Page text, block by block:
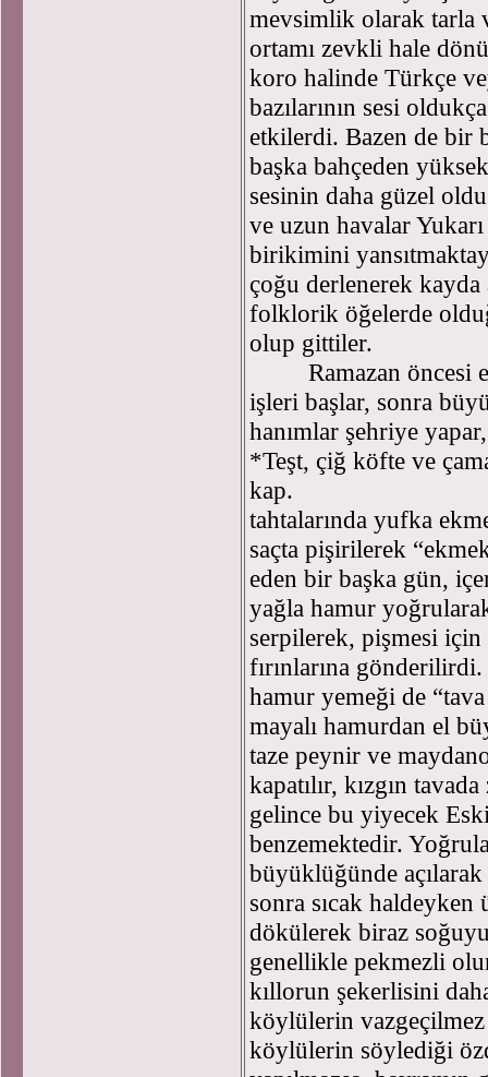
mevsimlik olarak tarla
ortamı zevkli hale
koro halinde Türkçe
bazılarının sesi
etkilerdi. Bazen de bir
başka bahçeden
sesinin daha güzel
ve uzun havalar
birikimini
çoğu derlenerek kayda
folklorik öğelerde
olup gittiler.
Ramazan öncesi
işleri başlar, sonra
hanımlar şehriye
*Teşt, çiğ köfte ve
kap.
tahtalarında yufka
saçta pişirilerek
eden bir başka gün,
yağla hamur
serpilerek, pişmesi
fırınlarına
hamur yemeği de
mayalı hamurdan el
taze peynir ve
kapatılır, kızgın
gelince bu yiyecek
benzemektedir.
büyüklüğünde
sonra sıcak
dökülerek biraz
genellikle pekmezli
kıllorun şekerlisini
köylülerin vazgeçilmez
köylülerin söylediği